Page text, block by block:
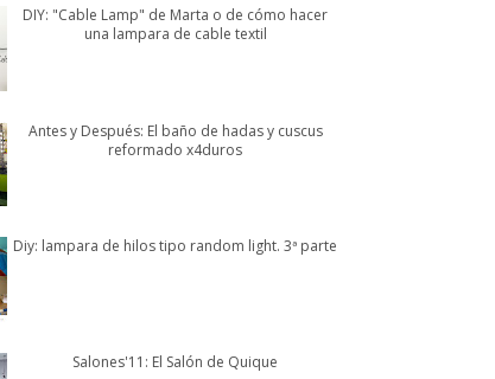
DIY: "Cable Lamp" de Marta o de cómo hacer
una lampara de cable textil
Antes y Después: El baño de hadas y cuscus
reformado x4duros
Diy: lampara de hilos tipo random light. 3ª parte
Salones'11: El Salón de Quique